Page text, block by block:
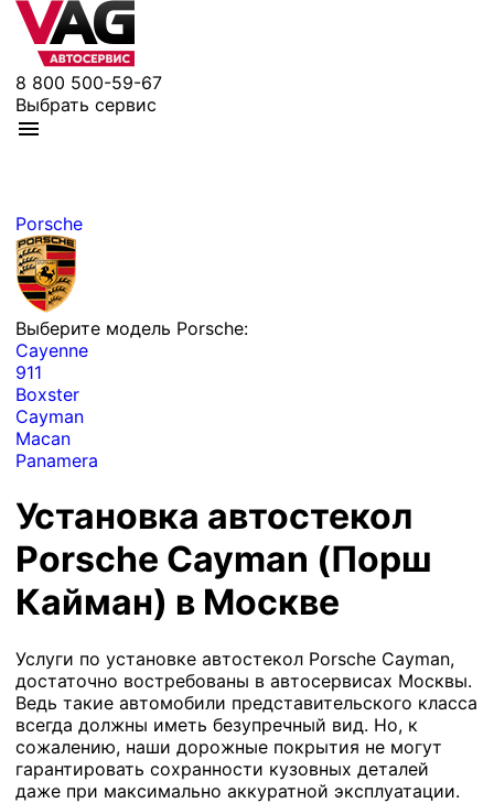
8 800 500-59-67
Выбрать сервис
Porsche
Выберите модель Porsche:
Cayenne
911
Boxster
Cayman
Macan
Panamera
Установка автостекол
Porsche Cayman (Порш
Кайман) в Москве
Услуги по установке автостекол Porsche Cayman,
достаточно востребованы в автосервисах Москвы.
Ведь такие автомобили представительского класса
всегда должны иметь безупречный вид. Но, к
сожалению, наши дорожные покрытия не могут
гарантировать сохранности кузовных деталей
даже при максимально аккуратной эксплуатации.